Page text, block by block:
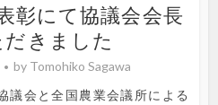
彰にて協議会会長
きました
by Tomohiko Sagawa
議会と全国農業会議所による